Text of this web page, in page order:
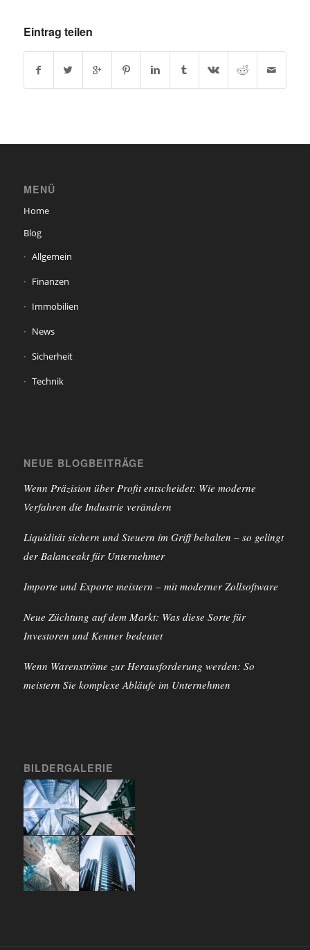
Eintrag teilen
MENÜ
Home
Blog
Allgemein
Finanzen
Immobilien
News
Sicherheit
Technik
NEUE BLOGBEITRÄGE
Wenn Präzision über Profit entscheidet: Wie moderne
Verfahren die Industrie verändern
Liquidität sichern und Steuern im Griff behalten – so gelingt
der Balanceakt für Unternehmer
Importe und Exporte meistern – mit moderner Zollsoftware
Neue Züchtung auf dem Markt: Was diese Sorte für
Investoren und Kenner bedeutet
Wenn Warenströme zur Herausforderung werden: So
meistern Sie komplexe Abläufe im Unternehmen
BILDERGALERIE